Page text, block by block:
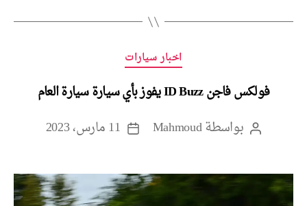
التصنيفات
اخبار سيارات
فولكس فاجن ID Buzz يفوز بأي سيارة سيارة العام
كاتببواسطةMahmoud
تاريخ
11 مارس، 2023